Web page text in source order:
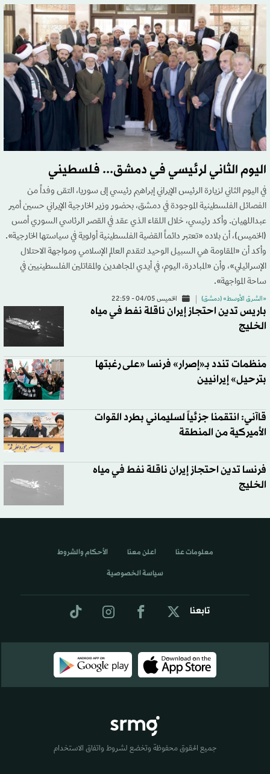
اليوم الثاني لرئيسي في دمشق... فلسطيني
في اليوم الثاني لزيارة الرئيس الإيراني إبراهيم رئيسي إلى سوريا، التقى وفداً من
الفصائل الفلسطينية الموجودة في دمشق، بحضور وزير الخارجية الإيراني حسين أمير
عبداللهيان. وأكد رئيسي، خلال اللقاء الذي عقد في القصر الرئاسي السوري أمس
(الخميس)، أن بلاده «تعتبر دائماً القضية الفلسطينية أولوية في سياستها الخارجية».
وأكد أن «المقاومة هي السبيل الوحيد لتقدم العالم الإسلامي ومواجهة الاحتلال
الإسرائيلي»، وأن «المبادرة، اليوم، في أيدي المجاهدين والمقاتلين الفلسطينيين في
ساحة المواجهة».
«الشرق الأوسط» (دمشق) الخميس 04/05 - 22:59
باريس تدين احتجاز إيران ناقلة نفط في مياه
الخليج
منظمات تندد بـ«إصرار» فرنسا «على رغبتها
بترحيل» إيرانيين
قاآني: انتقمنا جزئياً لسليماني بطرد القوات
الأميركية من المنطقة
فرنسا تدين احتجاز إيران ناقلة نفط في مياه
الخليج
تابعنا
معلومات عنا اعلن معنا الأحكام والشروط
سياسة الخصوصية
جميع الحقوق محفوظة وتخضع لشروط واتفاق الاستخدام